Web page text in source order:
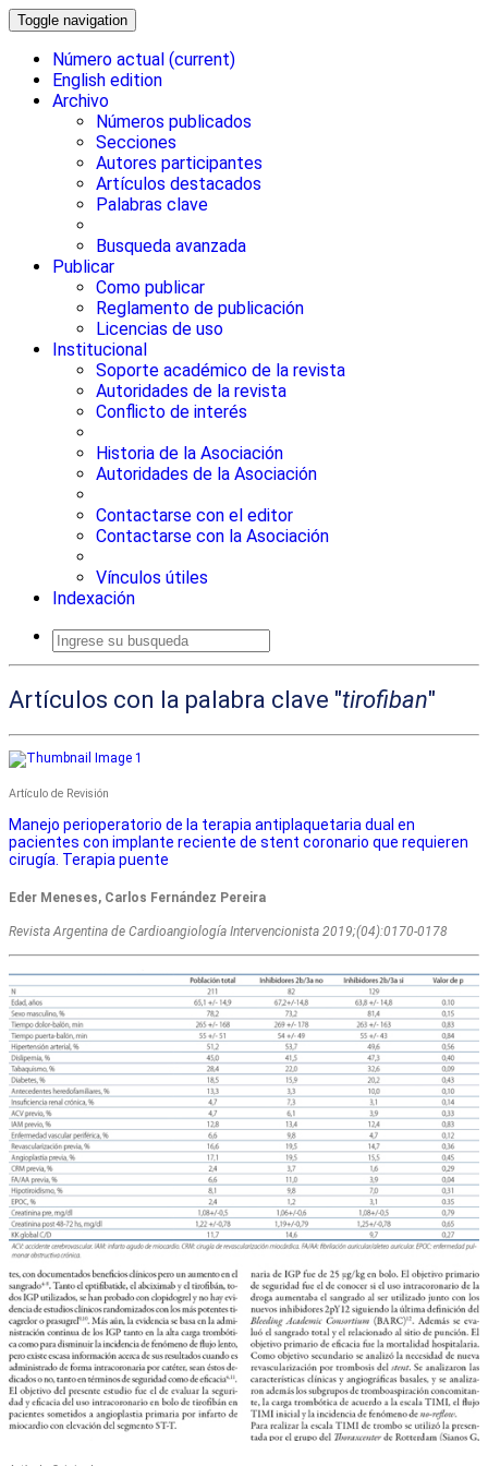
Toggle navigation
Número actual (current)
English edition
Archivo
Números publicados
Secciones
Autores participantes
Artículos destacados
Palabras clave
Busqueda avanzada
Publicar
Como publicar
Reglamento de publicación
Licencias de uso
Institucional
Soporte académico de la revista
Autoridades de la revista
Conflicto de interés
Historia de la Asociación
Autoridades de la Asociación
Contactarse con el editor
Contactarse con la Asociación
Vínculos útiles
Indexación
Artículos con la palabra clave "tirofiban"
Artículo de Revisión
Manejo perioperatorio de la terapia antiplaquetaria dual en
pacientes con implante reciente de stent coronario que requieren
cirugía. Terapia puente
Eder Meneses, Carlos Fernández Pereira
Revista Argentina de Cardioangiologí­a Intervencionista 2019;(04):0170-0178